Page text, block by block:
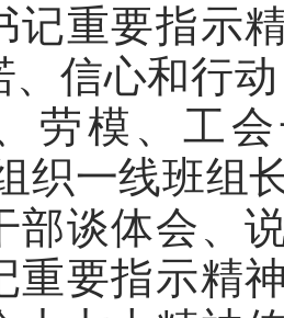
记重要指示
、信心和行
劳模、工
织一线班组
部谈体会、
重要指示精